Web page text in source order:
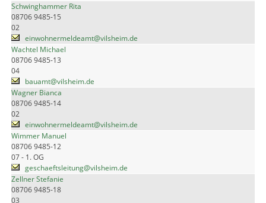
Schwinghammer Rita
08706 9485-15
02
einwohnermeldeamt@vilsheim.de
Wachtel Michael
08706 9485-13
04
bauamt@vilsheim.de
Wagner Bianca
08706 9485-14
02
einwohnermeldeamt@vilsheim.de
Wimmer Manuel
08706 9485-12
07 - 1. OG
geschaeftsleitung@vilsheim.de
Zellner Stefanie
08706 9485-18
03